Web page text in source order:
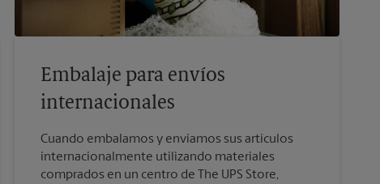
Embalaje para envíos
internacionales
Cuando embalamos y enviamos sus artículos
internacionalmente utilizando materiales
comprados en un centro de The UPS Store,